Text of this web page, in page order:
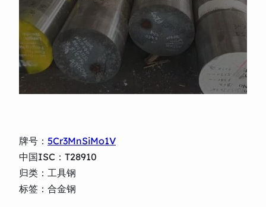
牌号： 5Cr3MnSiMo1V
中国ISC：T28910
归类：工具钢
标签：合金钢